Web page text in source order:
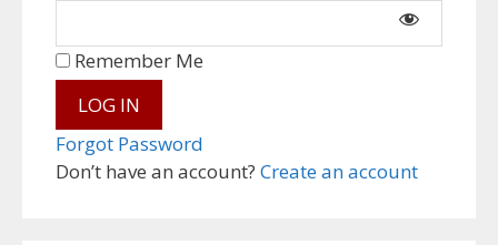
Don’t have an account? Create an account
Remember Me
Forgot Password